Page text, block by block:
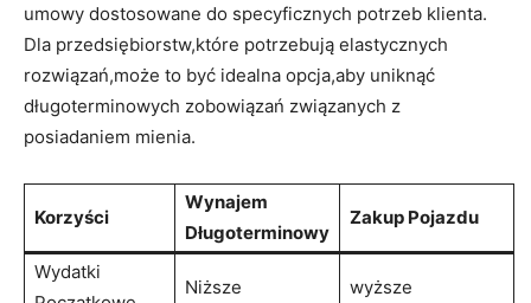
umowy dostosowane do ⁣specyficznych ⁣potrzeb⁤ klienta.
Dla przedsiębiorstw,które potrzebują ​elastycznych
rozwiązań,może to być idealna ⁤opcja,aby uniknąć
długoterminowych ‍zobowiązań związanych z
posiadaniem mienia.
Korzyści
Wynajem
Długoterminowy
Zakup Pojazdu
Wydatki
Niższe wyższe